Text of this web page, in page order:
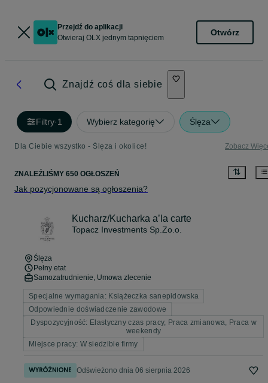
Przejdź do aplikacji
Otwieraj OLX jednym tapnięciem
Otwórz
Znajdź coś dla siebie
Filtry·1 Wybierz kategorię Ślęza
Dla Ciebie wszystko - Ślęza i okolice! Zobacz
ZNALEŹLIŚMY 650 OGŁOSZEŃ
Jak pozycjonowane są ogłoszenia?
Kucharz/Kucharka a’la carte
Topacz Investments Sp.Zo.o.
Ślęza
Pełny etat
Samozatrudnienie, Umowa zlecenie
Specjalne wymagania: Książeczka sanepidowska
Odpowiednie doświadczenie zawodowe
Dyspozycyjność: Elastyczny czas pracy, Praca zmianowa, Praca w
weekendy
Miejsce pracy: W siedzibie firmy
Odświeżono dnia 06 sierpnia 2026